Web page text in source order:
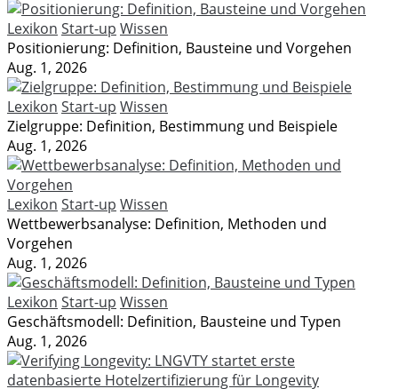
Lexikon Start-up Wissen
Positionierung: Definition, Bausteine und Vorgehen
Aug. 1, 2026
Lexikon Start-up Wissen
Zielgruppe: Definition, Bestimmung und Beispiele
Aug. 1, 2026
Lexikon Start-up Wissen
Wettbewerbsanalyse: Definition, Methoden und
Vorgehen
Aug. 1, 2026
Lexikon Start-up Wissen
Geschäftsmodell: Definition, Bausteine und Typen
Aug. 1, 2026